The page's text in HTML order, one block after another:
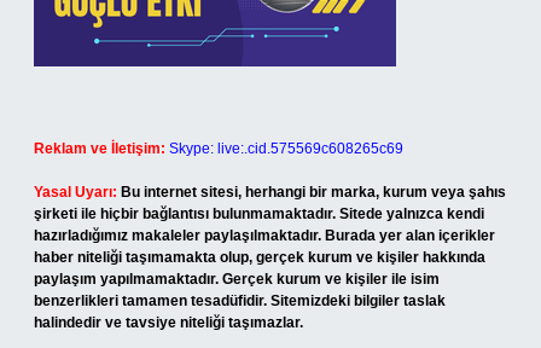
Reklam ve İletişim: Skype: live:.cid.575569c608265c69
Yasal Uyarı: Bu internet sitesi, herhangi bir marka, kurum veya şahıs
şirketi ile hiçbir bağlantısı bulunmamaktadır. Sitede yalnızca kendi
hazırladığımız makaleler paylaşılmaktadır. Burada yer alan içerikler
haber niteliği taşımamakta olup, gerçek kurum ve kişiler hakkında
paylaşım yapılmamaktadır. Gerçek kurum ve kişiler ile isim
benzerlikleri tamamen tesadüfidir. Sitemizdeki bilgiler taslak
halindedir ve tavsiye niteliği taşımazlar.